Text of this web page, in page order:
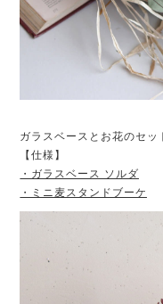
ガラスベースとお花のセッ
【仕様】
・ガラスベース ソルダ
・ミニ麦スタンドブーケ